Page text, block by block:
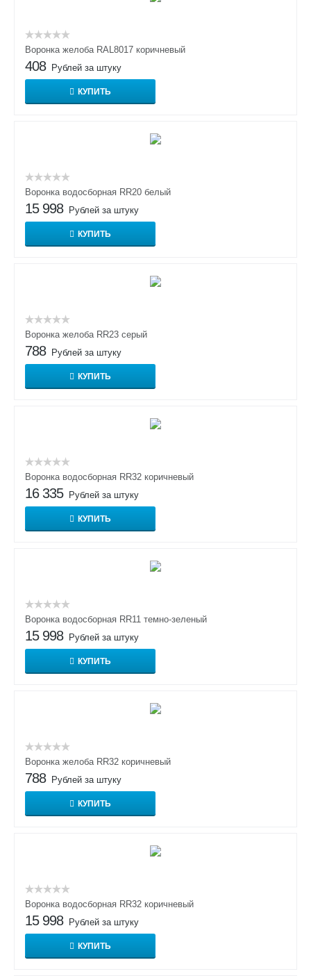
Воронка желоба RAL8017 коричневый
408 Рублей за штуку
КУПИТЬ
Воронка водосборная RR20 белый
15 998 Рублей за штуку
КУПИТЬ
Воронка желоба RR23 серый
788 Рублей за штуку
КУПИТЬ
Воронка водосборная RR32 коричневый
16 335 Рублей за штуку
КУПИТЬ
Воронка водосборная RR11 темно-зеленый
15 998 Рублей за штуку
КУПИТЬ
Воронка желоба RR32 коричневый
788 Рублей за штуку
КУПИТЬ
Воронка водосборная RR32 коричневый
15 998 Рублей за штуку
КУПИТЬ